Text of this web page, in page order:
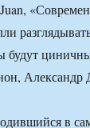
будут
Александр
в